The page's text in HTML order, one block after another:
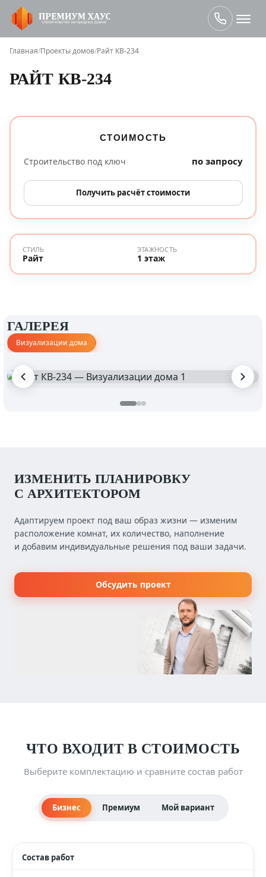
Главная/Проекты домов/Райт КВ-234
РАЙТ КВ-234
СТОИМОСТЬ
Строительство под ключ по запросу
Получить расчёт стоимости
СТИЛЬ
Райт
ЭТАЖНОСТЬ
1 этаж
ГАЛЕРЕЯ
Визуализации дома
ИЗМЕНИТЬ ПЛАНИРОВКУ
С АРХИТЕКТОРОМ
Адаптируем проект под ваш образ жизни — изменим
расположение комнат, их количество, наполнение
и добавим индивидуальные решения под ваши задачи.
Обсудить проект
ЧТО ВХОДИТ В СТОИМОСТЬ
Выберите комплектацию и сравните состав работ
Бизнес Премиум Мой вариант
Состав работ